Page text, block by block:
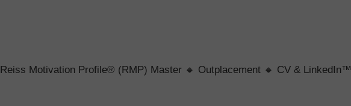
Reiss Motivation Profile® (RMP) Master 🔸 Outplacement 🔸 CV & LinkedIn™